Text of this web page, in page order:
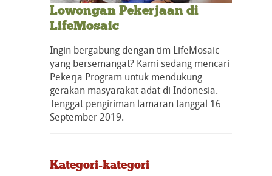
Lowongan Pekerjaan di
LifeMosaic
Ingin bergabung dengan tim LifeMosaic
yang bersemangat? Kami sedang mencari
Pekerja Program untuk mendukung
gerakan masyarakat adat di Indonesia.
Tenggat pengiriman lamaran tanggal 16
September 2019.
Kategori-kategori